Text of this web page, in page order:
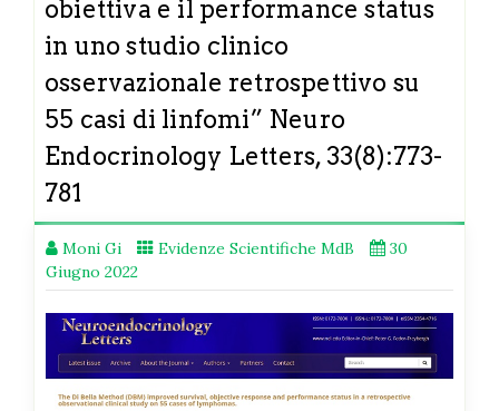
obiettiva e il performance status
in uno studio clinico
osservazionale retrospettivo su
55 casi di linfomi” Neuro
Endocrinology Letters, 33(8):773-
781
Moni Gi Evidenze Scientifiche MdB
30
Giugno 2022